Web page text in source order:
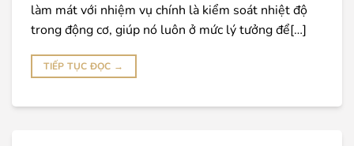
làm mát với nhiệm vụ chính là kiểm soát nhiệt độ
trong động cơ, giúp nó luôn ở mức lý tưởng để[…]
TIẾP TỤC ĐỌC →